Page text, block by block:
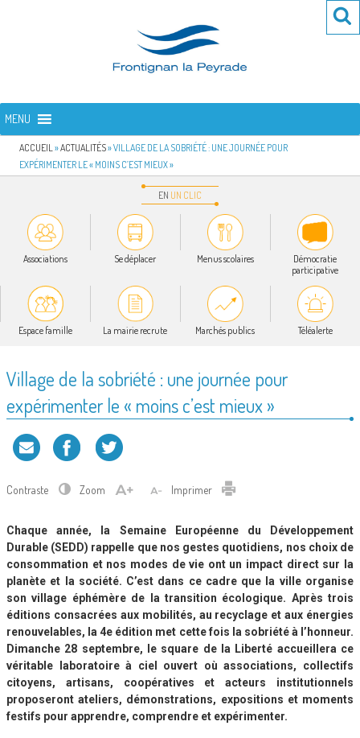
FRONTIGNAN LA PEYRADE
MENU
ACCUEIL »ACTUALITÉS»VILLAGE DE LA SOBRIÉTÉ : UNE JOURNÉE POUR
EXPÉRIMENTER LE « MOINS C’EST MIEUX »
EN UN CLIC
Associations Se déplacer Menus scolaires
Démocratie
participative
Espace famille La mairie recrute Marchés publics Téléalerte
Village de la sobriété : une journée pour
expérimenter le « moins c’est mieux »
Contraste Zoom Imprimer
Chaque année, la Semaine Européenne du Développement
Durable (SEDD) rappelle que nos gestes quotidiens, nos choix de
consommation et nos modes de vie ont un impact direct sur la
planète et la société. C’est dans ce cadre que la ville organise
son village éphémère de la transition écologique. Après trois
éditions consacrées aux mobilités, au recyclage et aux énergies
renouvelables, la 4e édition met cette fois la sobriété à l’honneur.
Dimanche 28 septembre, le square de la Liberté accueillera ce
véritable laboratoire à ciel ouvert où associations, collectifs
citoyens, artisans, coopératives et acteurs institutionnels
proposeront ateliers, démonstrations, expositions et moments
festifs pour apprendre, comprendre et expérimenter.